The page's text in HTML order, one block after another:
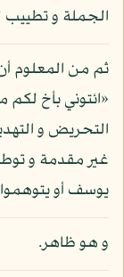
الجملة و
ثم من المعلوم
«ائتوني بأخ
التحريض و
غير مقدمة و
يوسف أو يتوهموا
و هو ظاهر.